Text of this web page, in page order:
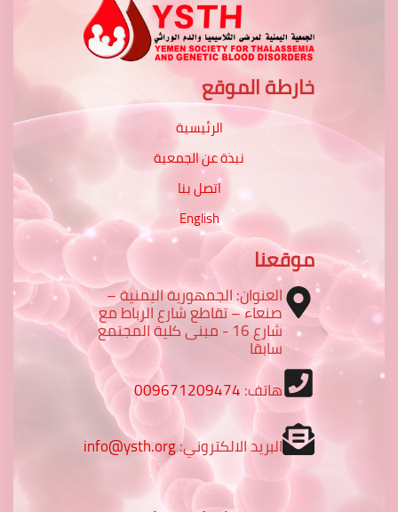
خارطة الموقع
الرئيسية
نبذة عن الجمعية
اتصل بنا
English
موقعنا
العنوان: الجمهورية اليمنية –
صنعاء – تقاطع شارع الرباط مع
شارع 16 - مبنى كلية المجتمع
سابقا
هاتف:009671209474
البريد الالكتروني:info@ysth.org